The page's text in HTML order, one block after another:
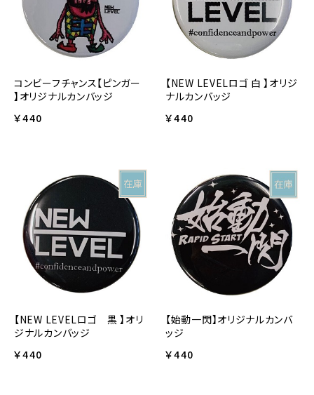
コンビーフチャンス【ピンガー
】オリジナルカンバッジ
￥440
【NEW LEVELロゴ 白 】オリジ
ナルカンバッジ
￥440
【NEW LEVELロゴ 黒 】オリ
ジナルカンバッジ
￥440
【始動一閃】オリジナルカンバ
ッジ
￥440